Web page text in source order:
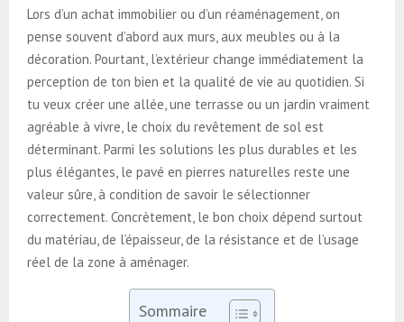
Lors d’un achat immobilier ou d’un réaménagement, on
pense souvent d’abord aux murs, aux meubles ou à la
décoration. Pourtant, l’extérieur change immédiatement la
perception de ton bien et la qualité de vie au quotidien. Si
tu veux créer une allée, une terrasse ou un jardin vraiment
agréable à vivre, le choix du revêtement de sol est
déterminant. Parmi les solutions les plus durables et les
plus élégantes, le pavé en pierres naturelles reste une
valeur sûre, à condition de savoir le sélectionner
correctement. Concrètement, le bon choix dépend surtout
du matériau, de l’épaisseur, de la résistance et de l’usage
réel de la zone à aménager.
Sommaire